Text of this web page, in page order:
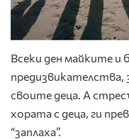
Всеки ден майките и
предизвикателства,
своите деца. А
хората с деца, ги
“заплаха”.